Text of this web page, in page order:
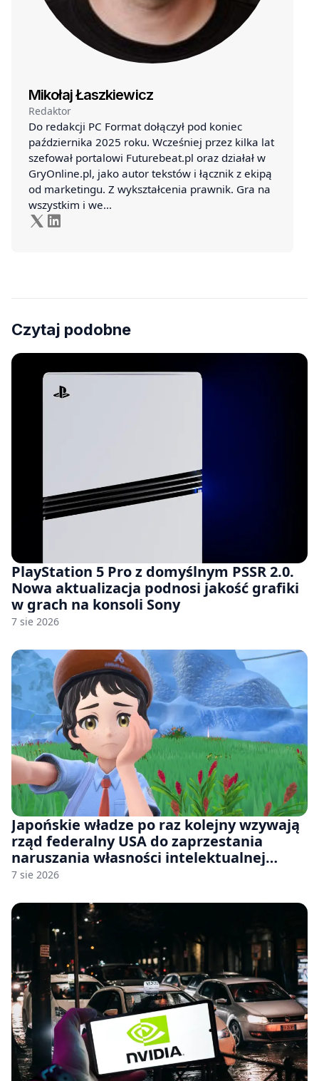
Mikołaj Łaszkiewicz
Redaktor
Do redakcji PC Format dołączył pod koniec
października 2025 roku. Wcześniej przez kilka lat
szefował portalowi Futurebeat.pl oraz działał w
GryOnline.pl, jako autor tekstów i łącznik z ekipą
od marketingu. Z wykształcenia prawnik. Gra na
wszystkim i we…
Czytaj podobne
PlayStation 5 Pro z domyślnym PSSR 2.0.
Nowa aktualizacja podnosi jakość grafiki
w grach na konsoli Sony
7 sie 2026
Japońskie władze po raz kolejny wzywają
rząd federalny USA do zaprzestania
naruszania własności intelektualnej
japońskich gier i anime
7 sie 2026